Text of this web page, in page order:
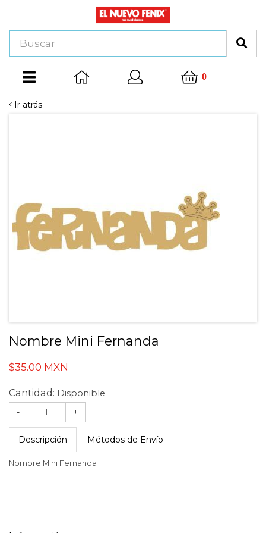
0
Ir atrás
Nombre Mini Fernanda
$35.00 MXN
Cantidad: Disponible
-
+
Descripción Métodos de Envío
Nombre Mini Fernanda